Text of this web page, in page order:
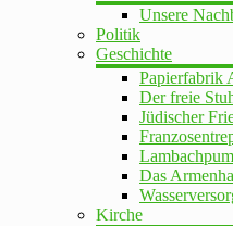
Unsere
Politik
Geschichte
Papierfabrik
Der freie
Jüdischer
Das
Kirche